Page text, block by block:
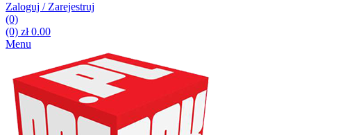
Zaloguj / Zarejestruj
(0)
(0) zł0.00
Menu